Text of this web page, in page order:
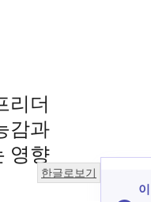
리더
감과
영향
한글로보기